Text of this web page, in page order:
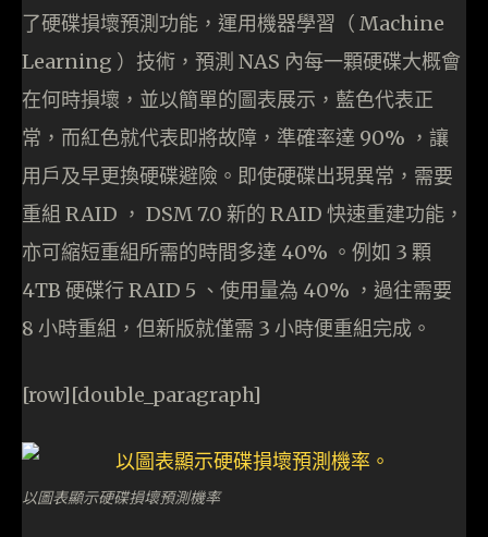
了硬碟損壞預測功能，運用機器學習（ Machine
Learning ）技術，預測 NAS 內每一顆硬碟大概會
在何時損壞，並以簡單的圖表展示，藍色代表正
常，而紅色就代表即將故障，準確率達 90% ，讓
用戶及早更換硬碟避險。即使硬碟出現異常，需要
重組 RAID ， DSM 7.0 新的 RAID 快速重建功能，
亦可縮短重組所需的時間多達 40% 。例如 3 顆
4TB 硬碟行 RAID 5 、使用量為 40% ，過往需要
8 小時重組，但新版就僅需 3 小時便重組完成。
[row][double_paragraph]
以圖表顯示硬碟損壞預測機率